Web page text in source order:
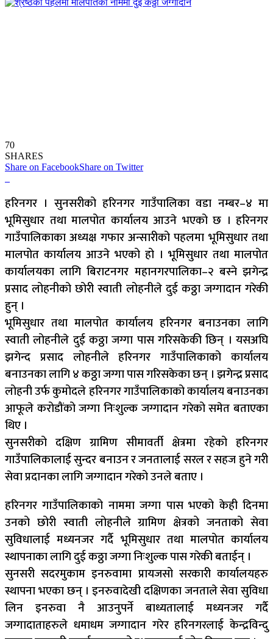
70
SHARES
Share on FacebookShare on Twitter
हरिनगर । सुनसरीको हरिनगर गाउँपालिका वडा नम्बर–४ मा
भूमिसुधार तथा मालपोत कार्यालय आउने भएको छ । हरिनगर
गाउँपालिकाका अध्यक्ष गफार अन्सारीको पहलमा भूमिसुधार तथा
मालपोत कार्यालय आउने भएको हो । भूमिसुधार तथा मालपोत
कार्यालयका लागि बिराटनगर महानगरपालिका–२ बस्ने झगेन्द्र
प्रसाद लोहनीको छोरी स्वाती लोहनीले दुई कठ्ठा जग्गादान गरेकी
हुन् ।
भूमिसुधार तथा मालपोत कार्यालय हरिनगर बनाउनका लागि
स्वाती लोहनीले दुई कठ्ठा जग्गा पास गरिसकेकी छिन् । यसअघि
झगेन्द प्रसाद लोहनीले हरिनगर गाउँपालिकाको कार्यालय
बनाउनका लागि ४ कठ्ठा जग्गा पास गरिसकेका छन् । झगेन्द्र प्रसाद
लोहनी उर्फ कुमोदले हरिनगर गाउँपालिकाको कार्यालय बनाउनका
आफूले करोडौंको जग्गा निःशुल्क जग्गादान गरेको समेत बताएका
थिए ।
सुनसरीको दक्षिण ग्रामिण सीमावर्ती क्षेत्रमा रहेको हरिनगर
गाउँपालिकालाई सुन्दर बनाउन र जनतालाई सरल र सहज हुने गरी
सेवा प्रदानका लागि जग्गादान गरेको उनले बताए ।
हरिनगर गाउँपालिकाको नाममा जग्गा पास भएको केही दिनमा
उनको छोरी स्वाती लोहनीले ग्रामिण क्षेत्रको जनताको सेवा
सुविधालाई मध्यनजर गर्दै भूमिसुधार तथा मालपोत कार्यालय
स्थापनाका लागि दुई कठ्ठा जग्गा निःशुल्क पास गरेकी बताईन् ।
सुनसरी सदरमुकाम इनरुवामा प्रायजसो सरकारी कार्यालयहरु
स्थापना भएका छन् । इनरुवादेखी दक्षिणका जनताले सेवा सुविधा
लिन इनरुवा नै आउनुपर्ने बाध्यतालाई मध्यनजर गर्दै
जग्गादाताहरुले धमाधम जग्गादान गरेर हरिनगरलाई केन्द्रविन्दु